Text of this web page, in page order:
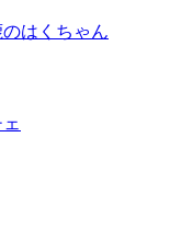
はくちゃん